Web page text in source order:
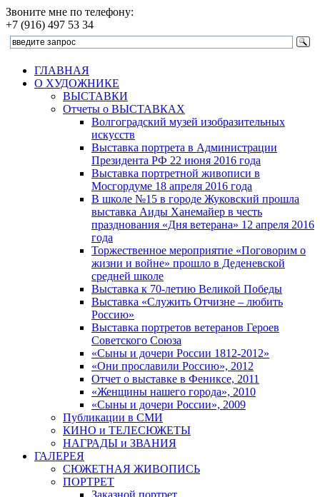
Звоните мне по телефону:
+7 (916) 497 53 34
ГЛАВНАЯ
О ХУДОЖНИКЕ
ВЫСТАВКИ
Отчеты о ВЫСТАВКАХ
Волгоградский музей изобразительных
искусств
Выставка портрета в Администрации
Президента РФ 22 июня 2016 года
Выставка портретной живописи в
Мосгордуме 18 апреля 2016 года
В школе №15 в городе Жуковский прошла
выставка Аиды Ханемайер в честь
празднования «Дня ветерана» 12 апреля 2016
года
Торжественное мероприятие «Поговорим о
жизни и войне» прошло в Деденевской
средней школе
Выставка к 70-летию Великой Победы
Выставка «Служить Отчизне – любить
Россию»
Выставка портретов ветеранов Героев
Советского Союза
«Сыны и дочери России 1812-2012»
«Они прославили Россию», 2012
Отчет о выставке в Фениксе, 2011
«Женщины нашего города», 2010
«Сыны и дочери России», 2009
Публикации в СМИ
КИНО и ТЕЛЕСЮЖЕТЫ
НАГРАДЫ и ЗВАНИЯ
ГАЛЕРЕЯ
СЮЖЕТНАЯ ЖИВОПИСЬ
ПОРТРЕТ
Заказной портрет